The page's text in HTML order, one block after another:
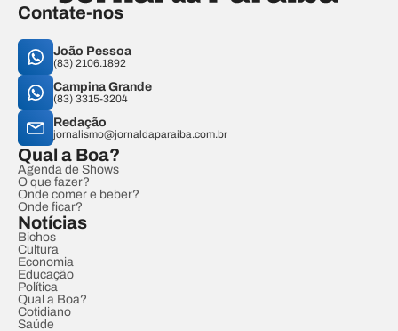
Contate-nos
João Pessoa
(83) 2106.1892
Campina Grande
(83) 3315-3204
Redação
jornalismo@jornaldaparaiba.com.br
Qual a Boa?
Agenda de Shows
O que fazer?
Onde comer e beber?
Onde ficar?
Notícias
Bichos
Cultura
Economia
Educação
Política
Qual a Boa?
Cotidiano
Saúde